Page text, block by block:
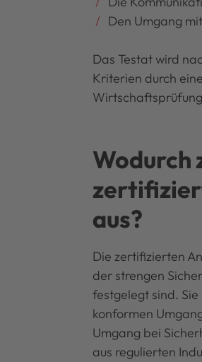
Den Umgang
Das Testat wird
Kriterien durch
Wodurch
aus?
Die zertifizierten
der strengen
festgelegt sind.
konformen
Umgang bei
aus regulierten